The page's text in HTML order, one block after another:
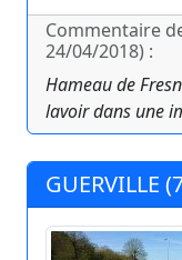
Commentaire
24/04/2018) :
Hameau de
lavoir dans une
GUERVILLE